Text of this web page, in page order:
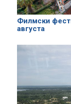
Филмски
августа